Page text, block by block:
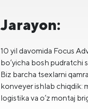
Jarayon:
10 yil davomida Focus
bo’yicha bosh pudratchi
Biz barcha tsexlarni
konveyer ishlab chiqdik:
logistika va o’z montaj